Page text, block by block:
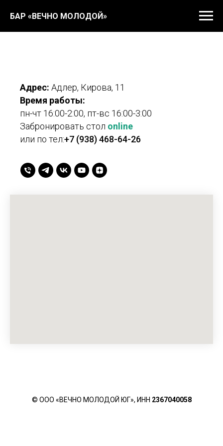
БАР «ВЕЧНО МОЛОДОЙ»
Адрес: Адлер, Кирова, 11
Время работы:
пн-чт 16:00-2:00, пт-вс 16:00-3:00
Забронировать стол online
или по тел:+7 (938) 468-64-26
© ООО «ВЕЧНО МОЛОДОЙ ЮГ», ИНН 2367040058